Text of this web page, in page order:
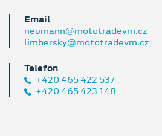
Email
neumann@mototradevm.cz
limbersky@mototradevm.cz
Telefon
+420 465 422 537
+420 465 423 148